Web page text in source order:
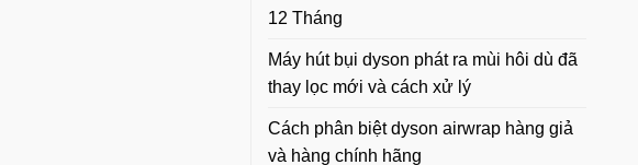
12 Tháng
Máy hút bụi dyson phát ra mùi hôi dù đã
thay lọc mới và cách xử lý
Cách phân biệt dyson airwrap hàng giả
và hàng chính hãng